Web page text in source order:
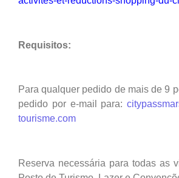
Requisitos:
Para qualquer pedido de mais de 9
pedido por e-mail para:
tourisme.com
Reserva necessária para todas as